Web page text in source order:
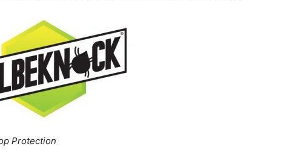
Protection